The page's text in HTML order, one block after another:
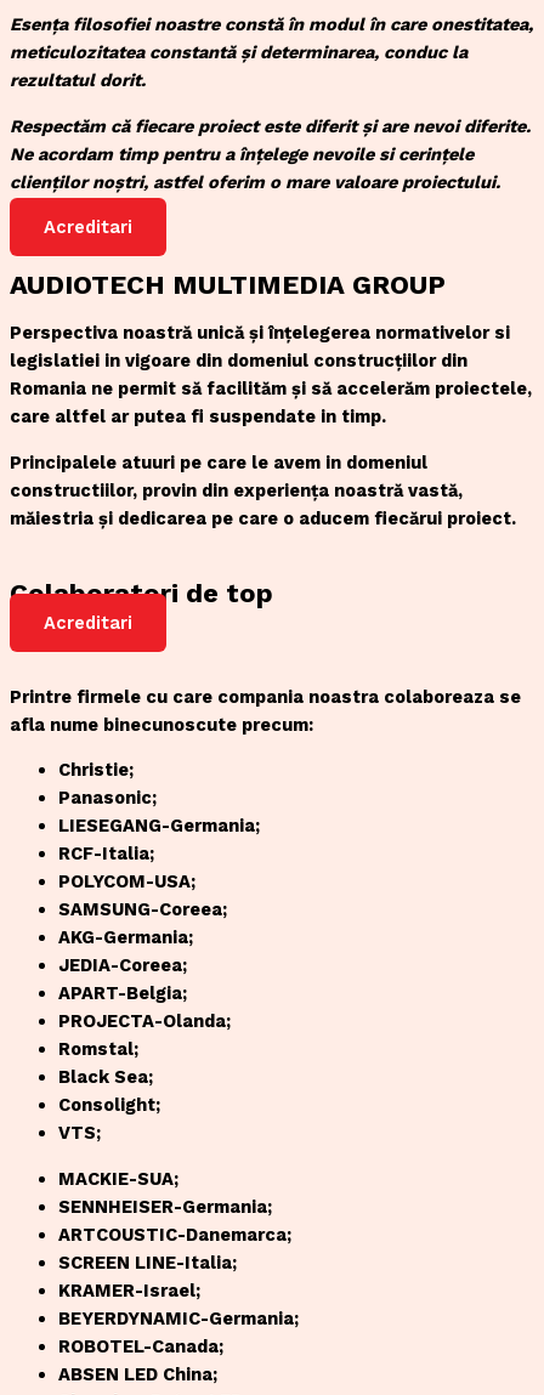
Esența filosofiei noastre constă în modul în care onestitatea,
meticulozitatea constantă și determinarea, conduc la
rezultatul dorit.
Respectăm că fiecare proiect este diferit și are nevoi diferite.
Ne acordam timp pentru a înțelege nevoile si cerințele
clienților noștri, astfel oferim o mare valoare proiectului.
Acreditari
AUDIOTECH MULTIMEDIA GROUP
Perspectiva noastră unică și înțelegerea normativelor si
legislatiei in vigoare din domeniul construcțiilor din
Romania ne permit să facilităm și să accelerăm proiectele,
care altfel ar putea fi suspendate in timp.
Principalele atuuri pe care le avem in domeniul
constructiilor, provin din experiența noastră vastă,
măiestria și dedicarea pe care o aducem fiecărui proiect.
Colaboratori de top
Acreditari
Printre firmele cu care compania noastra colaboreaza se
afla nume binecunoscute precum:
Christie;
Panasonic;
LIESEGANG-Germania;
RCF-Italia;
POLYCOM-USA;
SAMSUNG-Coreea;
AKG-Germania;
JEDIA-Coreea;
APART-Belgia;
PROJECTA-Olanda;
Romstal;
Black Sea;
Consolight;
VTS;
MACKIE-SUA;
SENNHEISER-Germania;
ARTCOUSTIC-Danemarca;
SCREEN LINE-Italia;
KRAMER-Israel;
BEYERDYNAMIC-Germania;
ROBOTEL-Canada;
ABSEN LED China;